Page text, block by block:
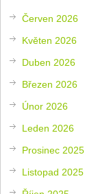
Červen 2026
Květen 2026
Duben 2026
Březen 2026
Únor 2026
Leden 2026
Prosinec 2025
Listopad 2025